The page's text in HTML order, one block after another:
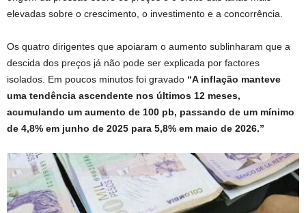
elevadas sobre o crescimento, o investimento e a concorrência.
Os quatro dirigentes que apoiaram o aumento sublinharam que a
descida dos preços já não pode ser explicada por factores
isolados. Em poucos minutos foi gravado “A inflação manteve
uma tendência ascendente nos últimos 12 meses,
acumulando um aumento de 100 pb, passando de um mínimo
de 4,8% em junho de 2025 para 5,8% em maio de 2026.”